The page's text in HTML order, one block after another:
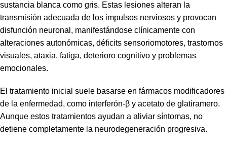
sustancia blanca como gris. Estas lesiones alteran la
transmisión adecuada de los impulsos nerviosos y provocan
disfunción neuronal, manifestándose clínicamente con
alteraciones autonómicas, déficits sensoriomotores, trastornos
visuales, ataxia, fatiga, deterioro cognitivo y problemas
emocionales.
El tratamiento inicial suele basarse en fármacos modificadores
de la enfermedad, como interferón-β y acetato de glatiramero.
Aunque estos tratamientos ayudan a aliviar síntomas, no
detiene completamente la neurodegeneración progresiva.